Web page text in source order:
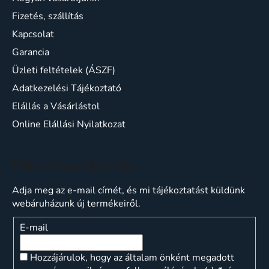
Fizetés, szállítás
Kapcsolat
Garancia
Üzleti feltételek (ÁSZF)
Adatkezelési Tájékoztató
Elállás a Vásárlástol
Online Elállási Nyilatkozat
Adja meg az e-mail címét, és mi tájékoztatást küldünk
webáruházunk új termékeiről.
E-mail
Hozzájárulok, hogy az általam önként megadott